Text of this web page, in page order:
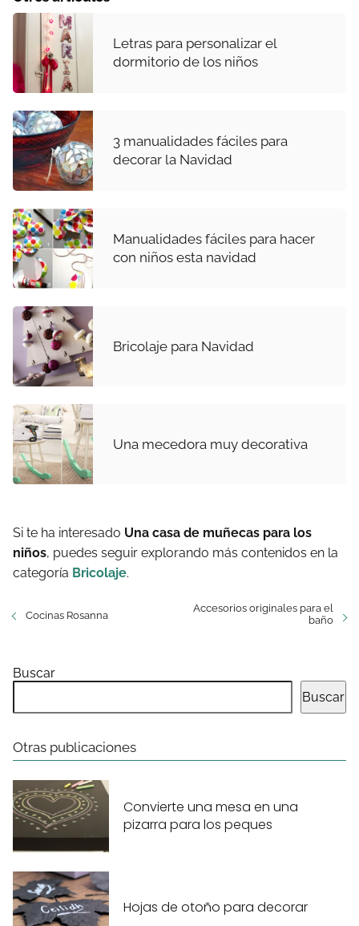
Letras para personalizar el
dormitorio de los niños
3 manualidades fáciles para
decorar la Navidad
Manualidades fáciles para hacer
con niños esta navidad
Bricolaje para Navidad
Una mecedora muy decorativa
Si te ha interesado Una casa de muñecas para los
niños, puedes seguir explorando más contenidos en la
categoría Bricolaje.
Cocinas Rosanna
Accesorios originales para el
baño
Buscar
Buscar
Otras publicaciones
Convierte una mesa en una
pizarra para los peques
Hojas de otoño para decorar